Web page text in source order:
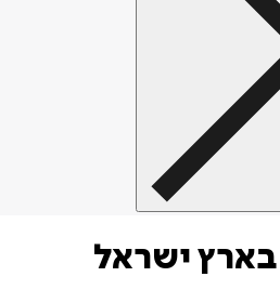
בארץ ישראל